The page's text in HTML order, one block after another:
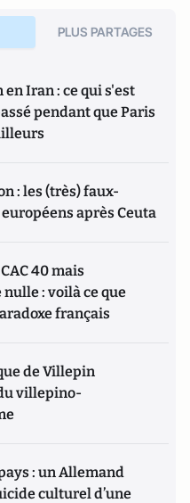
PLUS PARTAGES
en Iran : ce qui s'est
pendant que Paris
: les (très) faux-
après Ceuta
40 mais
nulle : voilà ce que
français
de Villepin
villepino-
: un Allemand
culturel d’une